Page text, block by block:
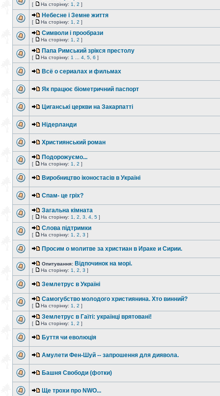
[ На сторінку: 1 2 ]
Небесне і Земне життя
[ На сторінку: 1 2 ]
Символи і прообрази
[ На сторінку: 1 2 ]
Папа Римський зрікся престолу
[ На сторінку: 1 4 5 6 ]
Всё о сериалах и фильмах
Як працює біометричний паспорт
Циганські церкви на Закарпатті
Нідерланди
Християнський роман
Подорожуємо...
[ На сторінку: 1 2 ]
Виробництво іконостасів в Україні
Спам- це гріх?
Загальна кімната
[ На сторінку: 1 2 3 4 5 ]
Слова підтримки
[ На сторінку: 1 2 3 ]
Просим о молитве за христиан в Ираке и Сирии.
Опитування: Відпочинок на морі.
[ На сторінку: 1 2 3 ]
Землетрус в Україні
Самогубство молодого християнина. Хто винний?
[ На сторінку: 1 2 ]
Землетрус в Гаїті: українці врятовані!
[ На сторінку: 1 2 ]
Буття чи еволюція
Амулети Фен-Шуй -- запрошення для диявола.
Башня Свободи (фотки)
Ще трохи про NWO...